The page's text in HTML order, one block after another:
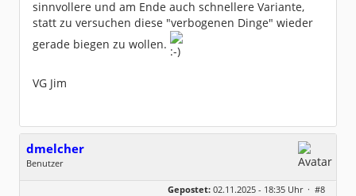
sinnvollere und am Ende auch schnellere Variante,
statt zu versuchen diese "verbogenen Dinge" wieder
gerade biegen zu wollen.
VG Jim
dmelcher
Benutzer
Gepostet: 02.11.2025 - 18:35 Uhr · #8